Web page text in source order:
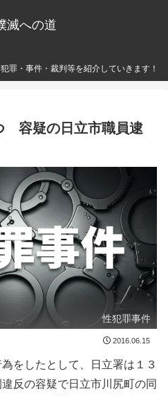
滅への道
罪・事件・裁判等を紹介していきます！
容疑の日立市職員逮
性犯罪事件
2016.06.15
をしたとして、日立署は１３
反の容疑で日立市川尻町の同